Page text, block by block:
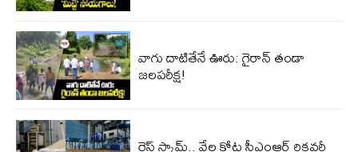
వాగు దాటితేనే ఊరు: గైరాన్ తండా
జలపరీక్ష!
రైస్ స్కామ్.. వేల కోట్ల‌ సీఎంఆర్ రికవరీ